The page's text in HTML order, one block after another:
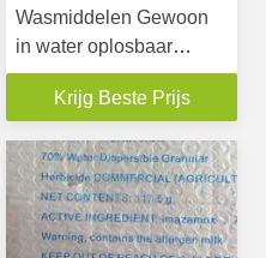
Wasmiddelen Gewoon
in water oplosbaar
Drukfilmproject
Plaatvervaardiging
Krijg Beste Prijs